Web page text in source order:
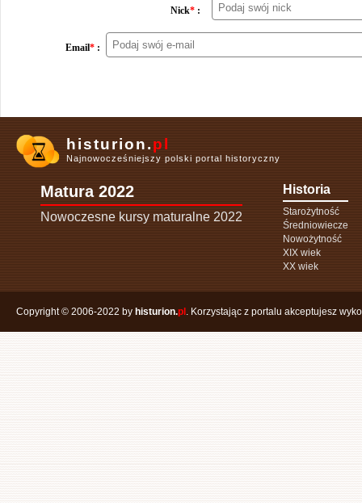
Nick* :
Email* :
histurion.pl
Najnowocześniejszy polski portal historyczny
Matura 2022
Nowoczesne kursy maturalne 2022
Historia
Starożytność
Średniowiecze
Nowożytność
XIX wiek
XX wiek
Copyright © 2006-2022 by histurion.pl . Korzystając z portalu akceptujesz